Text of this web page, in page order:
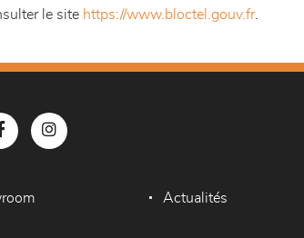
le site https://www.bloctel.gouv.fr.
Actualités